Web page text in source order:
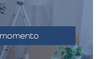
y deshacerte
reducir el